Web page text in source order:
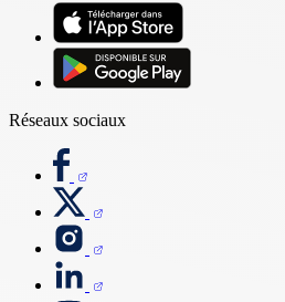
Réseaux sociaux